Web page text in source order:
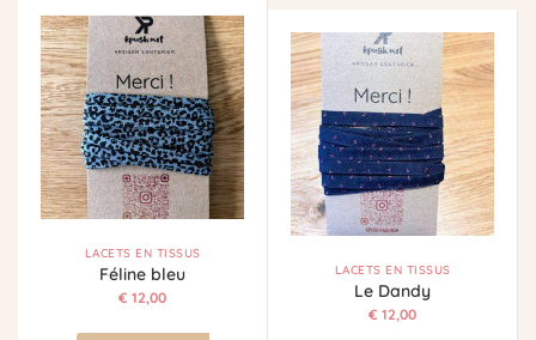
LACETS EN TISSUS
Féline bleu
€ 12,00
LACETS EN TISSUS
Le Dandy
€ 12,00